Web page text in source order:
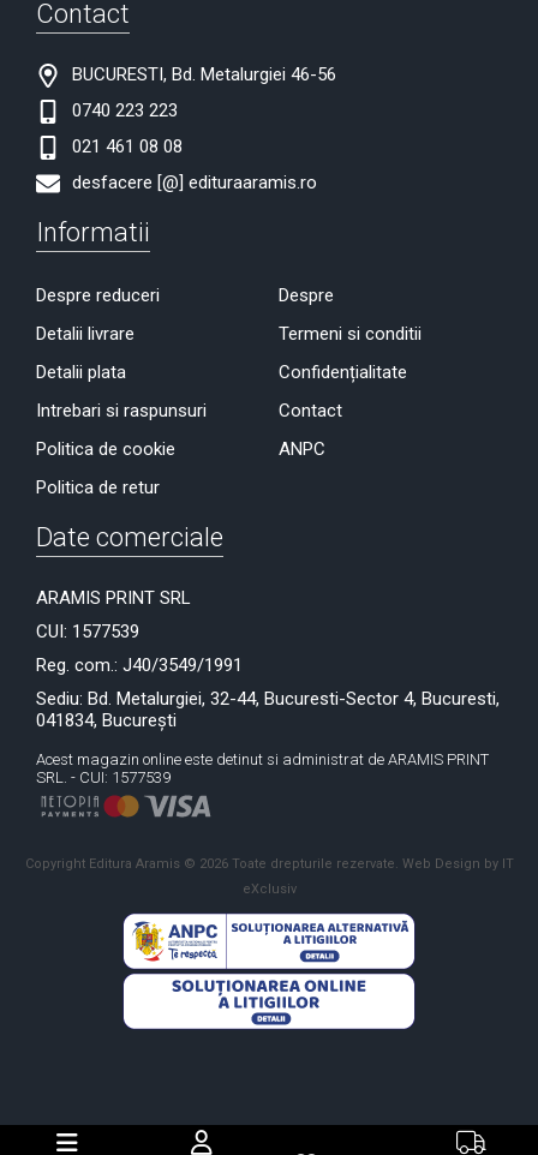
Contact
BUCURESTI, Bd. Metalurgiei 46-56
0740 223 223
021 461 08 08
desfacere [@] edituraaramis.ro
Informatii
Despre reduceri
Detalii livrare
Detalii plata
Intrebari si raspunsuri
Politica de cookie
Politica de retur
Despre
Termeni si conditii
Confidențialitate
Contact
ANPC
Date comerciale
ARAMIS PRINT SRL
CUI: 1577539
Reg. com.: J40/3549/1991
Sediu: Bd. Metalurgiei, 32-44, Bucuresti-Sector 4, Bucuresti,
041834, București
Acest magazin online este detinut si administrat de ARAMIS PRINT
SRL. - CUI: 1577539
Copyright Editura Aramis © 2026 Toate drepturile rezervate. Web Design by IT
eXclusiv